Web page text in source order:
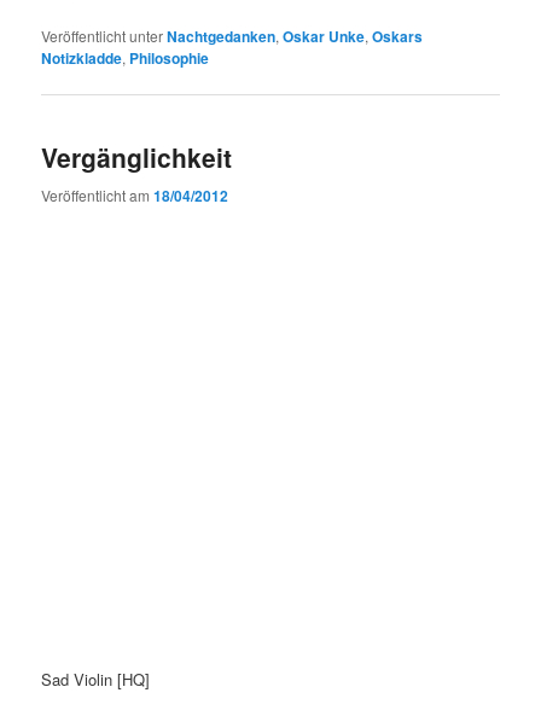
Veröffentlicht unterNachtgedanken,Oskar Unke,Oskars
Notizkladde, Philosophie
Vergänglichkeit
Veröffentlicht am18/04/2012
Sad Violin [HQ]